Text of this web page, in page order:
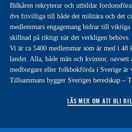
Bilkåren rekryterar och utbildar
dvs frivilliga till både det militära och det
medlemmars engagemang bidrar till
skillnad på riktigt när det verkligen behövs.
Vi är ca 5400 medlemmar som är med i 48
landet. Alla, både män och kvinnor, oavsett
medborgare eller folkbokförda i Sverige är
Tillsammans bygger Sveriges beredskap –
LÄS MER OM ATT BLI